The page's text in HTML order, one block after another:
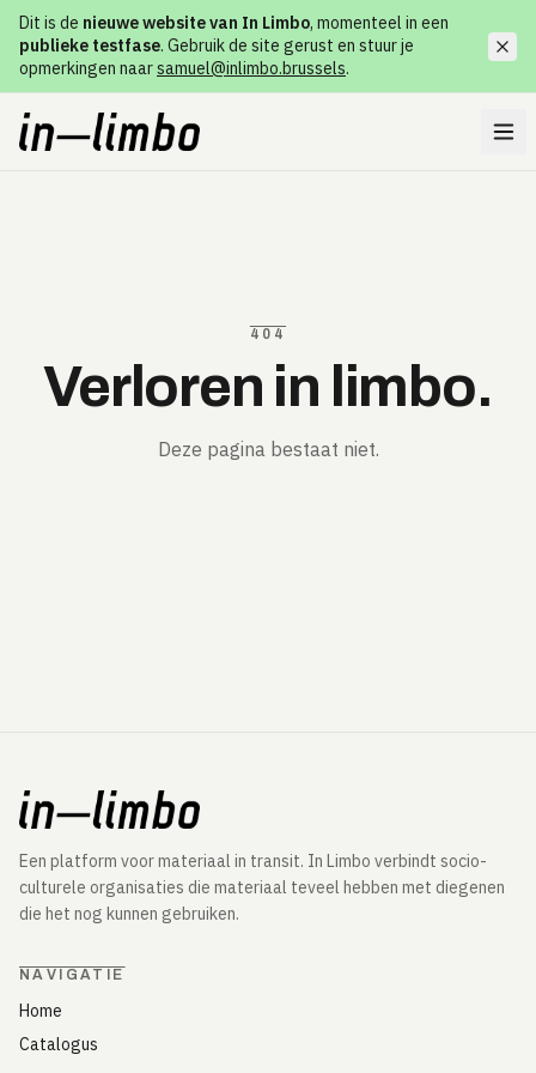
Dit is de nieuwe website van In Limbo, momenteel in een
publieke testfase. Gebruik de site gerust en stuur je
opmerkingen naarsamuel@inlimbo.brussels.
404
Verloren in limbo.
Deze pagina bestaat niet.
Een platform voor materiaal in transit. In Limbo verbindt socio-
culturele organisaties die materiaal teveel hebben met diegenen
die het nog kunnen gebruiken.
NAVIGATIE
Home
Catalogus